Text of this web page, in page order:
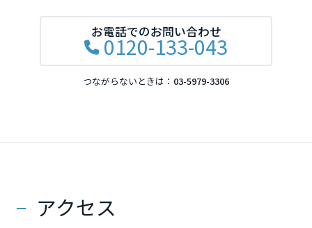
お電話でのお問い合わせ
0120-133-043
つながらないときは： 03-5979-3306
アクセス